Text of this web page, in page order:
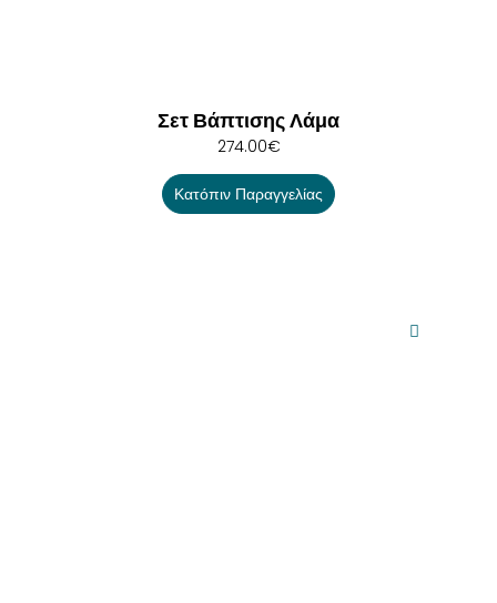
Σετ Βάπτισης Λάμα
274.00€
Κατόπιν Παραγγελίας